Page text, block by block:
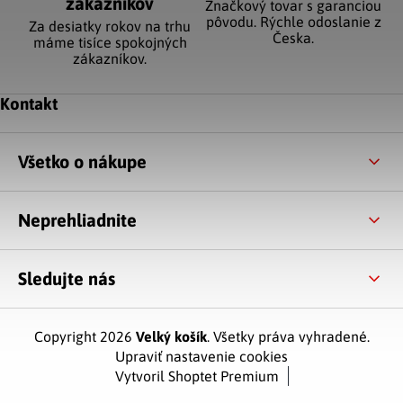
Za desiatky rokov na trhu
máme tisíce spokojných
zákazníkov.
Značkový tovar s garanciou
pôvodu. Rýchle odoslanie z
Česka.
Zápätie
Kontakt
Všetko o nákupe
Neprehliadnite
Sledujte nás
Vytvoril Shoptet Premium
Copyright 2026 Velký košík. Všetky práva vyhradené.
Upraviť nastavenie cookies